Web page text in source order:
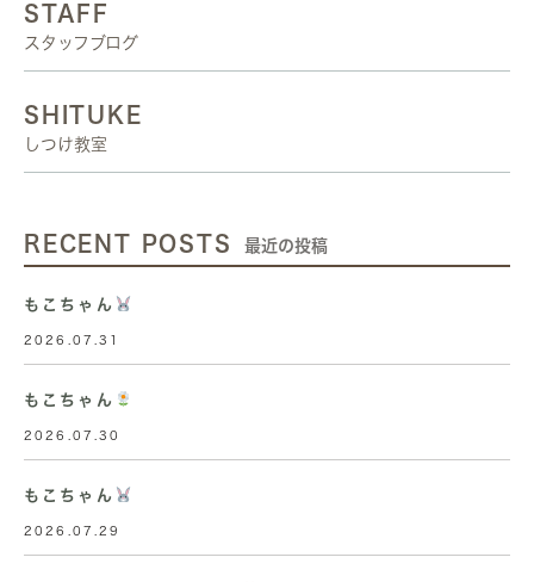
STAFF
スタッフブログ
SHITUKE
しつけ教室
RECENT POSTS 最近の投稿
もこちゃん
2026.07.31
もこちゃん
2026.07.30
もこちゃん
2026.07.29